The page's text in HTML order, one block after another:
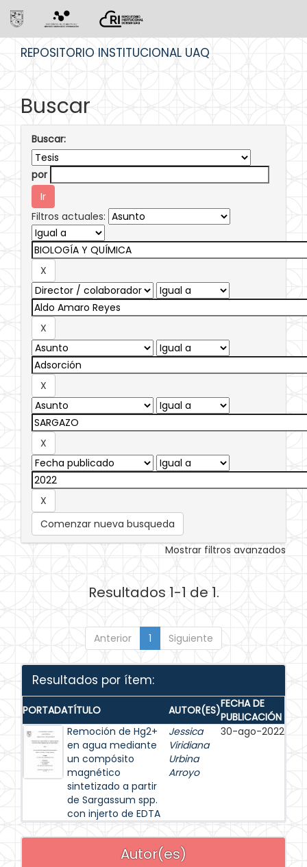
REPOSITORIO INSTITUCIONAL UAQ
Buscar
Buscar:
por
Filtros actuales:
Comenzar nueva busqueda
Mostrar filtros avanzados
Resultados 1-1 de 1.
Anterior 1 Siguiente
Resultados por ítem:
PORTADATÍTULO AUTOR(ES)FECHA DE
PUBLICACIÓN
Remoción de Hg2+
en agua mediante
un compósito
magnético
sintetizado a partir
de Sargassum spp.
con injerto de EDTA
Jessica
Viridiana
Urbina
Arroyo
30-ago-2022
Autor(es)